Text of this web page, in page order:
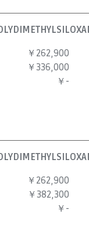
￥262,900
￥336,000
￥-
￥262,900
￥382,300
￥-